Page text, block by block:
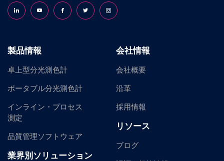
Follow us on LinkedInFollow us on YouTubeFollow us on Facebook
Follow us on X (formerly Twitter)
Follow us on Instagram
製品情報
卓上型分光測色計
ポータブル分光測色計
インライン・プロセス
測定
品質管理ソフトウェア
業界別ソリューション
会社情報
会社概要
沿革
採用情報
リソース
ブログ